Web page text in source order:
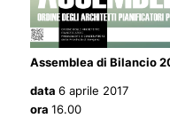
Assemblea di Bilancio
data 6 aprile 2017
ora 16.00